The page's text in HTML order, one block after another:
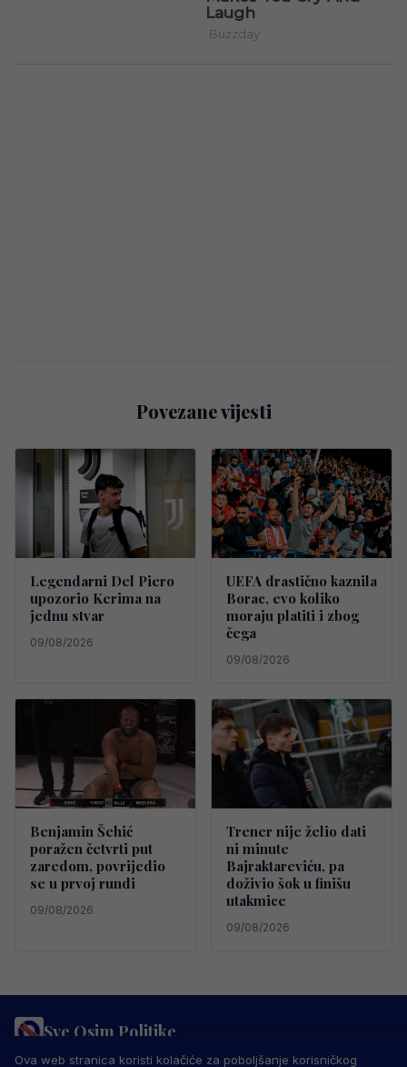
Povezane vijesti
Legendarni Del Piero
upozorio Kerima na
jednu stvar
09/08/2026
UEFA drastično kaznila
Borac, evo koliko
moraju platiti i zbog
čega
09/08/2026
Benjamin Šehić
poražen četvrti put
zaredom, povrijedio
se u prvoj rundi
09/08/2026
Trener nije želio dati
ni minute
Bajraktareviću, pa
doživio šok u finišu
utakmice
09/08/2026
Sve Osim Politike
PRAVILA PRIVATNOSTIMARKETING USLOVI KORIŠTENJA
Ova web stranica koristi kolačiće za poboljšanje korisničkog